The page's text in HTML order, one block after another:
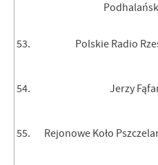
53. Polskie Radio
54. Jerzy
55. Rejonowe Koło